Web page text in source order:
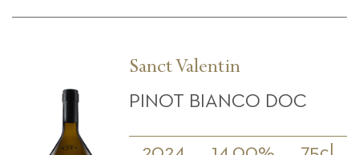
Sanct Valentin
PINOT BIANCO DOC